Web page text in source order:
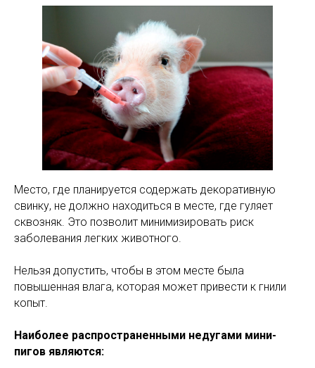
Место, где планируется содержать декоративную
свинку, не должно находиться в месте, где гуляет
сквозняк. Это позволит минимизировать риск
заболевания легких животного.
Нельзя допустить, чтобы в этом месте была
повышенная влага, которая может привести к гнили
копыт.
Наиболее распространенными недугами мини-
пигов являются: